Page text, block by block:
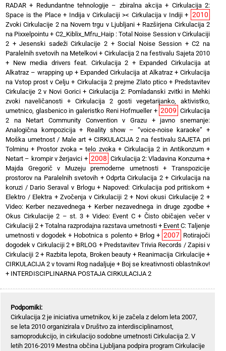
RADAR + Redundantne tehnologije – zbiralna akcija + Cirkulacija 2:
Space is the Place+ Indija v Cirkulaciji >< Cirkulacija v Indiji+ 2010
Zvoki Cirkulacije 2 na Novem trgu v Ljubljani+ Razširjena Cirkulacija 2
na Pixxelpointu + C2_Kiblix_Mfru_Haip : Total Noise Session v Cirkulaciji
2 +Jesenski sadeži Cirkulacije 2+Social Noise Session +C2 na
Paralelnih svetovih na Metelkovi+ Cirkulacija 2 na festivalu Sajeta 2010
+ New media drivers feat. Cirkulacija 2 + Expanded Cirkulacija at
Alkatraz – wrapping up + Expanded Cirkulacija at Alkatraz + Cirkulacija
na Vstop prost v Celju + Cirkulacija 2 prejme Zlato ptico+ Predstavitev
Cirkulacije 2 v Novi Gorici+ Cirkulacija 2: Pomladanski zvitki in Mehki
zvoki naveličanosti + Cirkulacija 2 gosti vegetarijanko, aktivistko,
umetnico, glasbenico in galeristko Reni Hofmueller+ 2009 Cirkulacija
2 na Netart Community Convention v Grazu + javno snemanje:
Analogična kompozicija+ Reality show – “voice-noise karaoke” +
Moška umetnost / Male art +CIRKULACIJA 2 na festivalu SAJETA pri
Tolminu + Prostor zvoka = telo zvoka+ Cirkulacija 2 in Antikonzum+
Netart – krompir v žerjavici + 2008 Cirkulacija 2: Vladavina Konzuma+
Majda Gregorič v Muzeju premoderne umetnosti+Transpozicije
prostorov na Paralelnih svetovih +Odprta Cirkulacija 2+ Cirkulacija na
koruzi / Dario Seraval v Brlogu+ Napoved: Cirkulacija pod pritiskom +
Elektro / Elektra +Zvočenja v Cirkulaciji 2+ Novi okusi Cirkulacije 2 +
Video: Kerber nezavednega+ Kerber nezavednega in druge zgodbe+
Okus Cirkulacije 2 – st. 3+ Video: Event C+ Čisto običajen večer v
Cirkulaciji 2 + Totalna razprodajna razstava umetnosti + Event C: Taljenje
umetnosti v dogodek + Hobotnica s polento+ Brlog+ 2007 Rotirajoči
dogodek v Cirkulaciji 2+ BRLOG + Predstavitev Trivia Records / Zapisi v
Cirkulaciji 2+ Razbita lepota, Broken beauty + Reanimacija Cirkulacije+
CIRKULACIJA 2 v tovarni Rog nadaljuje + Boj se kreativnosti oblastnikov!
+ INTERDISCIPLINARNA POSTAJA CIRKULACIJA 2
Podporniki:
Cirkulacija 2 je iniciativa umetnikov, ki je začela z delom leta 2007,
se leta 2010 organizirala v Društvo za interdisciplinarnost,
samoprodukcijo, in cirkulacijo sodobne umetnosti Cirkulacija 2. V
letih 2016-2019 Mestna občina Ljubljana podpira program Cirkulacije